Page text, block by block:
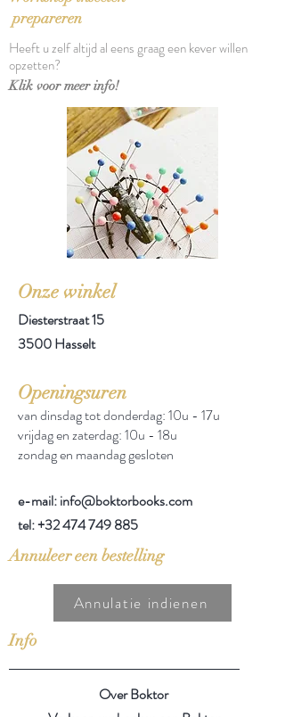
prepareren
Heeft u zelf altijd al eens graag een kever willen
opzetten?
Klik voor meer info!
Onze winkel
Diesterstraat 15
3500 Hasselt
Openingsuren
van dinsdag tot donderdag: 10u - 17u
vrijdag en zaterdag: 10u - 18u
zondag en maandag gesloten
e-mail: info@boktorbooks.com
tel:+32 474 749 885
Annuleer een bestelling
Annulatie indienen
Info
Over Boktor